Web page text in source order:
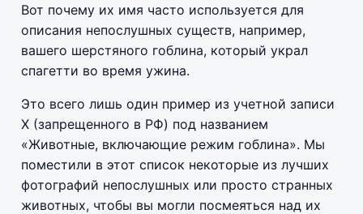
Вот почему их имя часто используется для
описания непослушных существ, например,
вашего шерстяного гоблина, который украл
спагетти во время ужина.
Это всего лишь один пример из учетной записи
X (запрещенного в РФ) под названием
«Животные, включающие режим гоблина». Мы
поместили в этот список некоторые из лучших
фотографий непослушных или просто странных
животных, чтобы вы могли посмеяться над их